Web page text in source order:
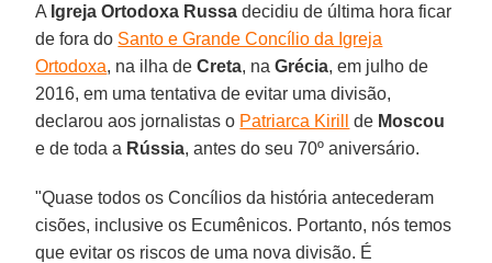
A Igreja Ortodoxa Russa decidiu de última hora ficar
de fora do Santo e Grande Concílio da Igreja
Ortodoxa, na ilha deCreta, naGrécia, em julho de
2016, em uma tentativa de evitar uma divisão,
declarou aos jornalistas o Patriarca Kirill de Moscou
e de toda a Rússia, antes do seu 70º aniversário.
"Quase todos os Concílios da história antecederam
cisões, inclusive os Ecumênicos. Portanto, nós temos
que evitar os riscos de uma nova divisão. É